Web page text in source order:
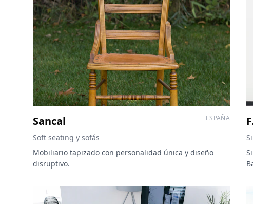
Sancal ESPAÑA
Soft seating y sofás
Mobiliario tapizado con personalidad única y diseño
disruptivo.